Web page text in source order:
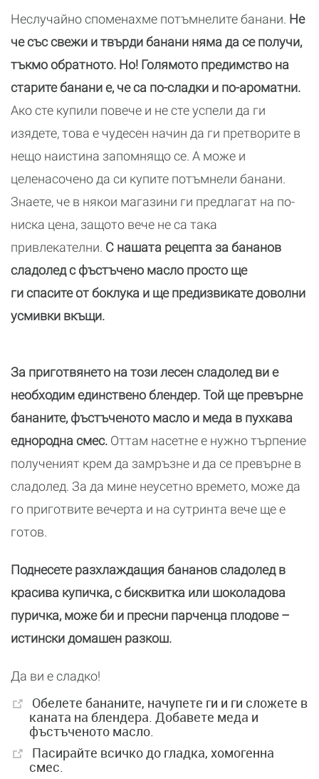
Неслучайно споменахме потъмнелите банани. Не
че със свежи и твърди банани няма да се получи,
тъкмо обратното. Но! Голямото предимство на
старите банани е, че са по-сладки и по-ароматни.
Ако сте купили повече и не сте успели да ги
изядете, това е чудесен начин да ги претворите в
нещо наистина запомнящо се. А може и
целенасочено да си купите потъмнели банани.
Знаете, че в някои магазини ги предлагат на по-
ниска цена, защото вече не са така
привлекателни. С нашата рецепта за бананов
сладолед с фъстъчено масло просто ще
ги спасите от боклука и ще предизвикате доволни
усмивки вкъщи.
За приготвянето на този лесен сладолед ви е
необходим единствено блендер. Той ще превърне
бананите, фъстъченото масло и меда в пухкава
еднородна смес. Оттам насетне е нужно търпение
полученият крем да замръзне и да се превърне в
сладолед. За да мине неусетно времето, може да
го приготвите вечерта и на сутринта вече ще е
готов.
Поднесете разхлаждащия бананов сладолед в
красива купичка, с бисквитка или шоколадова
пуричка, може би и пресни парченца плодове –
истински домашен разкош.
Да ви е сладко!
Обелете бананите, начупете ги и ги сложете в
каната на блендера. Добавете меда и
фъстъченото масло.
Пасирайте всичко до гладка, хомогенна
смес.